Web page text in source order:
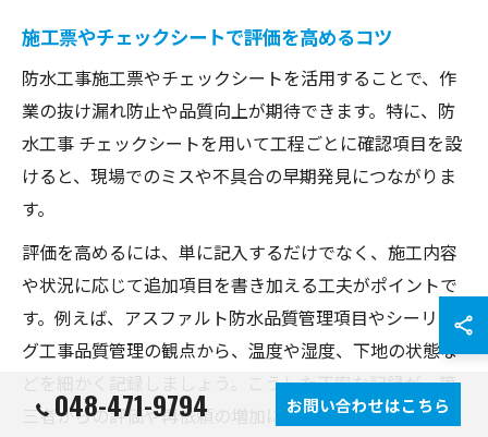
施工票やチェックシートで評価を高めるコツ
防水工事施工票やチェックシートを活用することで、作
業の抜け漏れ防止や品質向上が期待できます。特に、防
水工事 チェックシートを用いて工程ごとに確認項目を設
けると、現場でのミスや不具合の早期発見につながりま
す。
評価を高めるには、単に記入するだけでなく、施工内容
や状況に応じて追加項目を書き加える工夫がポイントで
す。例えば、アスファルト防水品質管理項目やシーリン
グ工事品質管理の観点から、温度や湿度、下地の状態な
どを細かく記録しましょう。こうした丁寧な記録が、第
三者からの評価や再依頼の増加につながります。
048-471-9794 お問い合わせはこちら